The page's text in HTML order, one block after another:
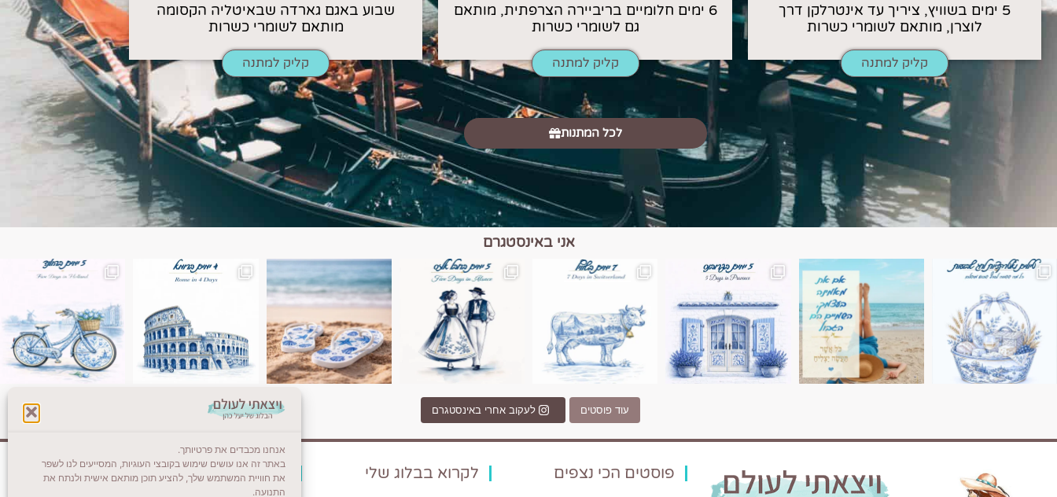
אנחנו מכבדים את פרטיותך.
באתר זה אנו עושים שימוש בקובצי העוגיות, המסייעים לנו לשפר
את חוויית המשתמש שלך, להציע תוכן מותאם אישית ולנתח את
התנועה.
5 ימים בשוויץ, ציריך עד אינטרלקן דרך
לוצרן, מותאם לשומרי כשרות
קליק למתנה
6 ימים חלומיים בריביירה הצרפתית, מותאם
גם לשומרי כשרות
קליק למתנה
שבוע באגם גארדה שבאיטליה הקסומה
מותאם לשומרי כשרות
קליק למתנה
לכל המתנות
אני באינסטגרם
השמים הם הגבול 💙🩵 טיול בין כפרים, יין ונופים בחבל אלזס צרפת
יש רגע כזה בחופשה שבו הכל נהיה פשוט יותר. החול, הי
יש ערים בעולם שמרגישות כמו מסע בזמן. רומא היא אחתInstagram post 18087423191462101
עוד פוסטים לעקוב אחרי באינסטגרם
פוסטים הכי נצפים לקרוא בבלוג שלי צרו קשר (לא בשבת)